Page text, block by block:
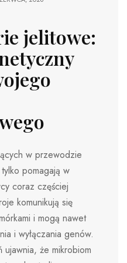
jelitowe:
w przewodzie
pomagają w
coraz częściej
komunikują się
i mogą nawet
i wyłączania genów.
że ​​mikrobiom